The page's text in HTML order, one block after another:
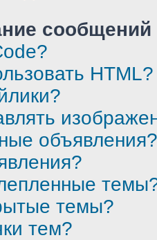
HTML?
объявления?
темы?
тем?